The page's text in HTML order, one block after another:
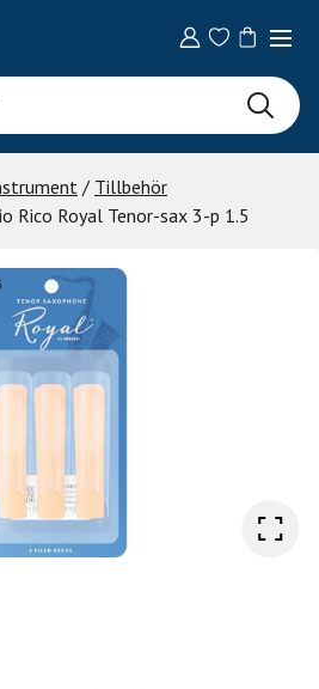
/ Tillbehör
Rico Royal Tenor-sax 3-p 1.5